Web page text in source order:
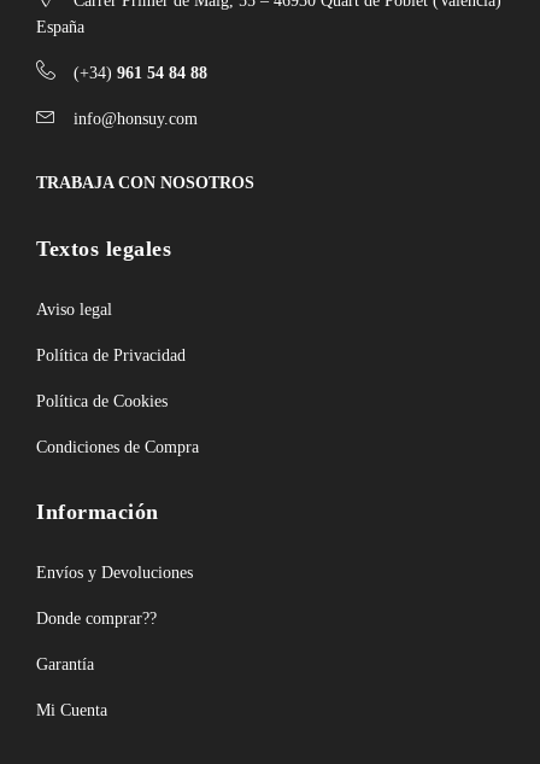
España
(+34) 961 54 84 88
info@honsuy.com
TRABAJA CON NOSOTROS
Textos legales
Aviso legal
Política de Privacidad
Política de Cookies
Condiciones de Compra
Información
Envíos y Devoluciones
Donde comprar??
Garantía
Mi Cuenta